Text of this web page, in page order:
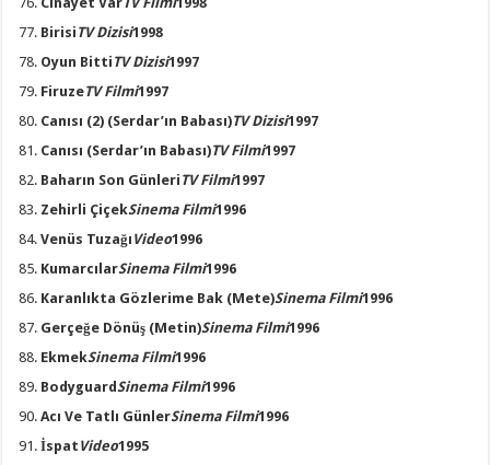
Birisi TV Dizisi1998
Oyun Bitti TV Dizisi1997
FiruzeTV Filmi1997
Canısı (2) (Serdar’ın Babası)TV Dizisi1997
Canısı (Serdar’ın Babası)TV Filmi1997
Baharın Son Günleri TV Filmi1997
Zehirli ÇiçekSinema Filmi1996
Venüs Tuzağı Video1996
KumarcılarSinema Filmi1996
Karanlıkta Gözlerime Bak (Mete)Sinema Filmi1996
Gerçeğe Dönüş (Metin)Sinema Filmi1996
EkmekSinema Filmi1996
Bodyguard Sinema Filmi1996
Acı Ve Tatlı GünlerSinema Filmi1996
İspat Video1995